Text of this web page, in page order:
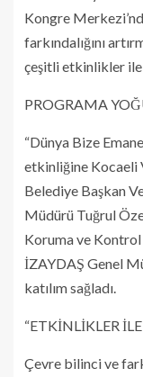
Kongre
farkındalığını
çeşitli etkinlikler ile
PROGRAMA
“Dünya Bize
etkinliğine Kocaeli
Belediye Başkan
Müdürü Tuğrul
Koruma ve Kontrol
İZAYDAŞ Genel
katılım sağladı.
“ETKİNLİKLER
Çevre bilinci ve